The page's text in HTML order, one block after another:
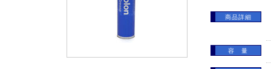
商品詳細
容 量